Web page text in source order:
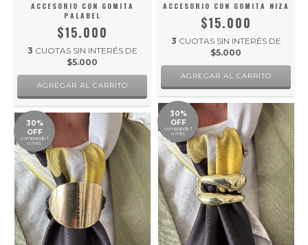
ACCESORIO CON GOMITA
PALABEL
$15.000
3 CUOTAS SIN INTERÉS DE
$5.000
ACCESORIO CON GOMITA NIZA
$15.000
3 CUOTAS SIN INTERÉS DE
$5.000
30%
OFF
comprando 1
o más
30%
OFF
comprando 1
o más